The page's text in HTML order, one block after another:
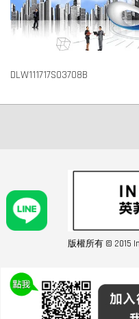
DLW111717S03708B
版權所有 © 2015
友站連
聯絡我們 02-28852016